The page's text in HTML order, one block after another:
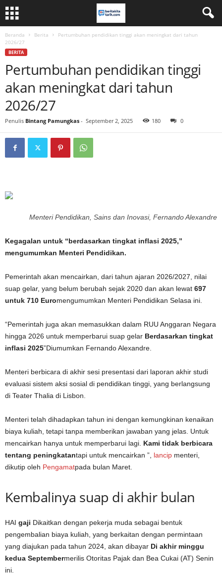
Beranda Berita
Pertumbuhan pendidikan tinggi akan meningkat dari tahun
2026/27
BERITA
Pertumbuhan pendidikan tinggi
akan meningkat dari tahun
2026/27
Penulis Bintang Pamungkas - September 2, 2025 180 0
Menteri Pendidikan, Sains dan Inovasi, Fernando Alexandre
Kegagalan untuk “berdasarkan tingkat inflasi 2025,”
mengumumkan Menteri Pendidikan.
Pemerintah akan mencairkan, dari tahun ajaran 2026/2027, nilai
suap gelar, yang belum berubah sejak 2020 dan akan lewat 697
untuk 710 Euromengumumkan Menteri Pendidikan Selasa ini.
“Pemerintah juga akan memasukkan dalam RUU Anggaran Negara
hingga 2026 untuk memperbarui suap gelar Berdasarkan tingkat
inflasi 2025”Diumumkan Fernando Alexandre.
Menteri berbicara di akhir sesi presentasi dari laporan akhir studi
evaluasi sistem aksi sosial di pendidikan tinggi, yang berlangsung
di Teater Thalia di Lisbon.
Menteri telah dihadapkan tahun ini dengan kemungkinan kenaikan
biaya kuliah, tetapi tanpa memberikan jawaban yang jelas. Untuk
mencairkan hanya untuk memperbarui lagi. Kami tidak berbicara
tentang peningkatantapi untuk mencairkan ”, lancip menteri,
dikutip oleh Pengamatpada bulan Maret.
Kembalinya suap di akhir bulan
HAI gaji Dikaitkan dengan pekerja muda sebagai bentuk
pengembalian biaya kuliah, yang berkaitan dengan permintaan
yang diajukan pada tahun 2024, akan dibayar Di akhir minggu
kedua Septembermerilis Otoritas Pajak dan Bea Cukai (AT) Senin
ini.